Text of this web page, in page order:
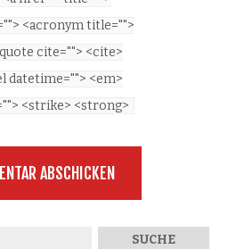
<acronym title="">
cite=""> <cite>
datetime=""> <em>
<strike> <strong>